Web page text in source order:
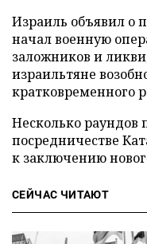
Израиль объявил о
начал военную
заложников и
израильтяне
кратковременного
Несколько раундов
посредничестве
к заключению
СЕЙЧАС ЧИТАЮТ